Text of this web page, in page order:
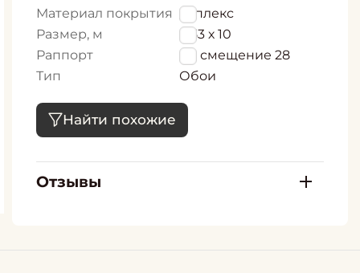
Материал покрытия дуплекс
Размер, м
0,53 х 10
Раппорт
56, смещение 28
Тип
Обои
Найти похожие
Отзывы